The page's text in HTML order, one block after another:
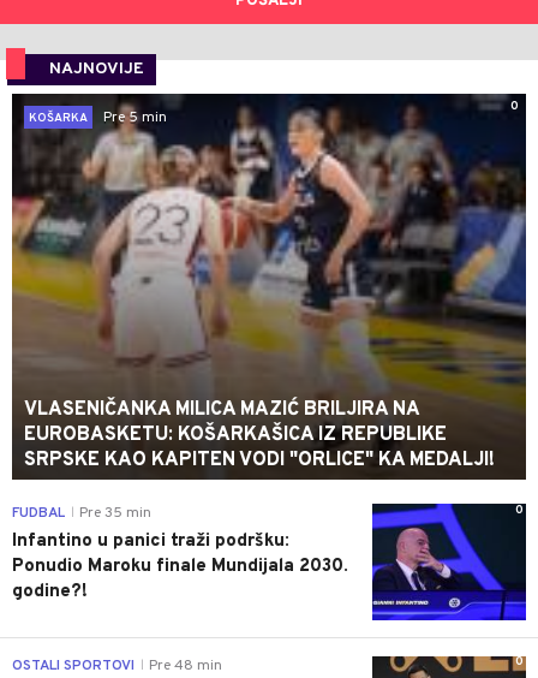
NAJNOVIJE
0
KOŠARKA
Pre 5 min
VLASENIČANKA MILICA MAZIĆ BRILJIRA NA
EUROBASKETU: KOŠARKAŠICA IZ REPUBLIKE
SRPSKE KAO KAPITEN VODI "ORLICE" KA MEDALJI!
0
FUDBAL Pre 35 min
Infantino u panici traži podršku:
Ponudio Maroku finale Mundijala 2030.
godine?!
0
OSTALI SPORTOVI Pre 48 min